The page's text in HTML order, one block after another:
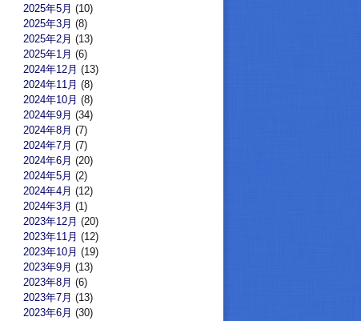
2025年5月 (10)
2025年3月 (8)
2025年2月 (13)
2025年1月 (6)
2024年12月 (13)
2024年11月 (8)
2024年10月 (8)
2024年9月 (34)
2024年8月 (7)
2024年7月 (7)
2024年6月 (20)
2024年5月 (2)
2024年4月 (12)
2024年3月 (1)
2023年12月 (20)
2023年11月 (12)
2023年10月 (19)
2023年9月 (13)
2023年8月 (6)
2023年7月 (13)
2023年6月 (30)